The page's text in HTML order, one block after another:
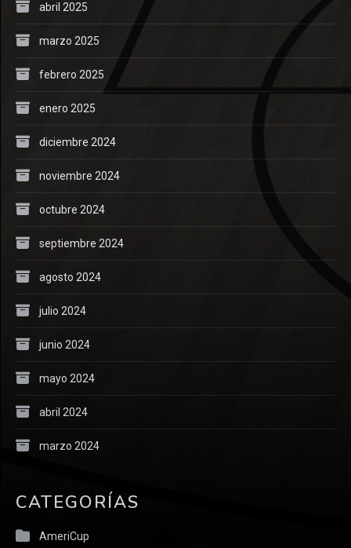
abril 2025
marzo 2025
febrero 2025
enero 2025
diciembre 2024
noviembre 2024
octubre 2024
septiembre 2024
agosto 2024
julio 2024
junio 2024
mayo 2024
abril 2024
marzo 2024
CATEGORÍAS
AmeriCup